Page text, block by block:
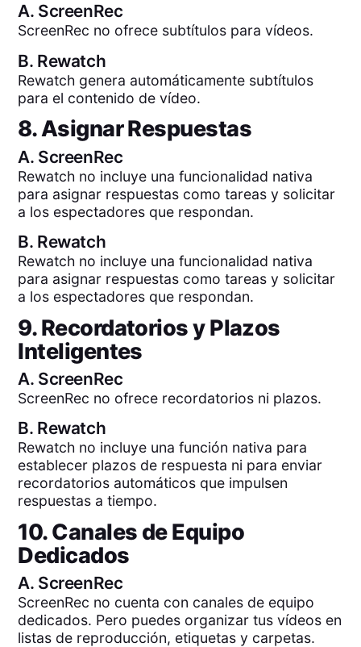
A. ScreenRec
ScreenRec no ofrece subtítulos para vídeos.
B. Rewatch
Rewatch genera automáticamente subtítulos
para el contenido de vídeo.
8. Asignar Respuestas
A. ScreenRec
Rewatch no incluye una funcionalidad nativa
para asignar respuestas como tareas y solicitar
a los espectadores que respondan.
B. Rewatch
Rewatch no incluye una funcionalidad nativa
para asignar respuestas como tareas y solicitar
a los espectadores que respondan.
9. Recordatorios y Plazos
Inteligentes
A. ScreenRec
ScreenRec no ofrece recordatorios ni plazos.
B. Rewatch
Rewatch no incluye una función nativa para
establecer plazos de respuesta ni para enviar
recordatorios automáticos que impulsen
respuestas a tiempo.
10. Canales de Equipo
Dedicados
A. ScreenRec
ScreenRec no cuenta con canales de equipo
dedicados. Pero puedes organizar tus vídeos en
listas de reproducción, etiquetas y carpetas.